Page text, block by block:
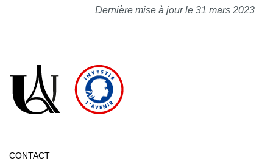
Dernière mise à jour le 31 mars 2023
CONTACT